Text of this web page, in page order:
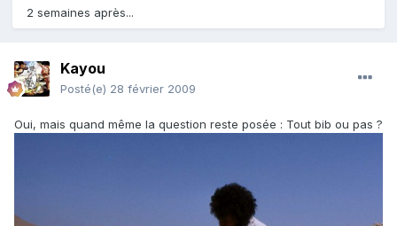
2 semaines après...
Kayou
Posté(e) 28 février 2009
Oui, mais quand même la question reste posée : Tout bib ou pas ?